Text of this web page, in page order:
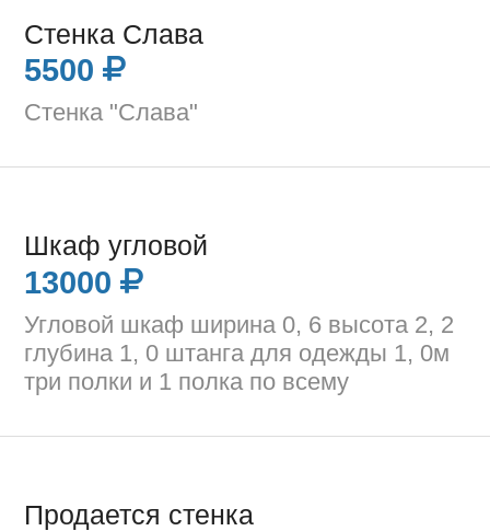
Стенка Слава
5500
Стенка "Слава"
Шкаф угловой
13000
Угловой шкаф ширина 0, 6 высота 2, 2
глубина 1, 0 штанга для одежды 1, 0м
три полки и 1 полка по всему
Продается стенка